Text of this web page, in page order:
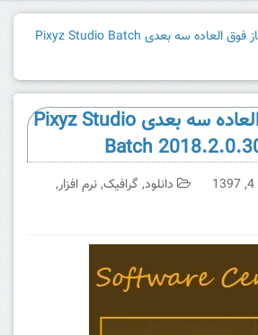
بهینه ساز فوق العاده سه بعدی Pixyz Studio Batch
بهینه ساز فوق العاده سه بعدی Pixyz Studio
Batch
دانلود, گرافیک,نرم افزار,